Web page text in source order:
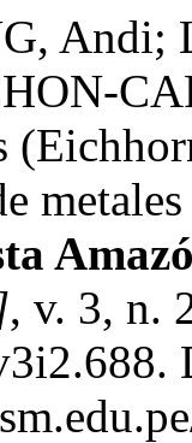
Andi;
, v. 3, n.